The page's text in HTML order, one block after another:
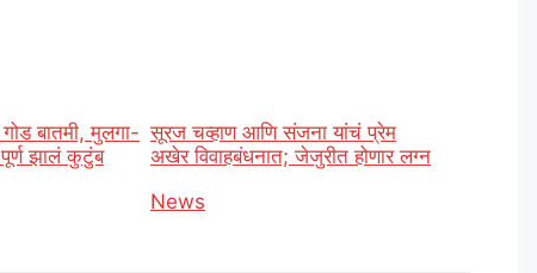
बातमी, मुलगा-
झालं कुटुंब
सूरज चव्हाण आणि संजना यांचं प्रेम
अखेर विवाहबंधनात; जेजुरीत होणार लग्न
In relation to
News